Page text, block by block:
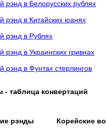
в Белорусских рублях
рэнд в Китайских юанях
рэнд в Рублях
в Украинских гривнах
в Фунтах стерлингов
- таблица конвертаций
рэнды Корейские